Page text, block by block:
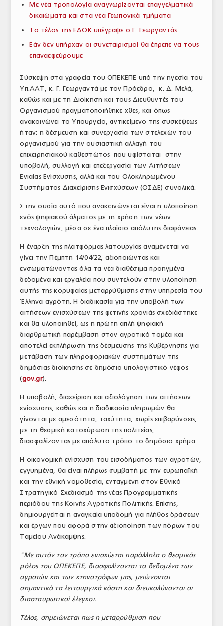
ΠΑΡΑΓΩΓΗ & ΕΜΠΟΡΙΑ
ΣΦΑΓΕΙΑ
ΠΡΩΤΕΣ ΥΛΕΣ
ΥΠΗΡΕΣΙΕΣ
ΕΜΠΟΡΙΚΟΙ ΑΝΤΙΠΡΟΣΩΠΟΙ
ΝΟΜΟΘΕΣΙΑ
ΕΛΛΗΝΙΚΗ ΝΟΜΟΘΕΣΙΑ
ΕΥΡΩΠΑΪΚΗ ΝΟΜΟΘΕΣΙΑ
ΤΟ ΠΕΡΙΟΔΙΚΟ
Profile
ΑΡΧΕΙΟ ΤΕΥΧΩΝ
ΣΥΝΕΔΡΙΟ ΚΡΕΑΤΟΣ
Με νέα τροπολογία αναγνωρίζονται επαγγελματικά
δικαιώματα και στα νέα Γεωπονικά τμήματα
Το τέλος της ΕΔΟΚ υπέγραψε ο Γ. Γεωργαντάς
Εάν δεν υπήρχαν οι συνεταιρισμοί θα έπρεπε να τους
επαναεφεύρουμε
Σύσκεψη στα γραφεία του ΟΠΕΚΕΠΕ υπό την ηγεσία του
Υπ.ΑΑΤ, κ. Γ. Γεωργαντά με τον Πρόεδρο, κ. Δ. Μελά,
καθώς και με τη Διοίκηση και τους Διευθυντές του
Οργανισμού πραγματοποιήθηκε χθες, και όπως
ανακοινώνει το Υπουργείο, αντικείμενο της συσκέψεως
ήταν: η δέσμευση και συνεργασία των στελεχών του
οργανισμού για την ουσιαστική αλλαγή του
επιχειρησιακού καθεστώτος που υφίσταται στην
υποβολή, συλλογή και επεξεργασία των Αιτήσεων
Ενιαίας Ενίσχυσης, αλλά και του Ολοκληρωμένου
Συστήματος Διαχείρισης Ενισχύσεων (ΟΣΔΕ) συνολικά.
Στην ουσία αυτό που ανακοινώνεται είναι η υλοποίηση
ενός ψηφιακού άλματος με τη χρήση των νέων
τεχνολογιών, μέσα σε ένα πλαίσιο απόλυτης διαφάνειας.
Η έναρξη της πλατφόρμας λειτουργίας αναμένεται να
γίνει την Πέμπτη 14/04/22, αξιοποιώντας και
ενσωματώνοντας όλα τα νέα διαθέσιμα προηγμένα
δεδομένα και εργαλεία που συντελούν στην υλοποίηση
αυτής της κορυφαίας μεταρρύθμισης στην υπηρεσία του
Έλληνα αγρότη. Η διαδικασία για την υποβολή των
αιτήσεων ενισχύσεων της φετινής χρονιάς σχεδιάστηκε
και θα υλοποιηθεί, ως η πρώτη απλή ψηφιακή
διαρθρωτική παρέμβαση στον αγροτικό τομέα και
αποτελεί εκπλήρωση της δέσμευσης της Κυβέρνησης για
μετάβαση των πληροφοριακών συστημάτων της
δημόσιας διοίκησης σε δημόσιο υπολογιστικό νέφος
(gov.gr).
Η υποβολή, διαχείριση και αξιολόγηση των αιτήσεων
ενίσχυσης, καθώς και η διαδικασία πληρωμών θα
γίνονται με αμεσότητα, ταχύτητα, χωρίς επιβαρύνσεις,
με τη θεσμική κατοχύρωση της πολιτείας,
διασφαλίζοντας με απόλυτο τρόπο το δημόσιο χρήμα.
Η οικονομική ενίσχυση του εισοδήματος των αγροτών,
εγγυημένα, θα είναι πλήρως συμβατή με την ευρωπαϊκή
και την εθνική νομοθεσία, ενταγμένη στον Εθνικό
Στρατηγικό Σχεδιασμό της νέας Προγραμματικής
περιόδου της Κοινής Αγροτικής Πολιτικής. Επίσης,
δημιουργείται η αναγκαία υποδομή για πλήθος δράσεων
και έργων που αφορά στην αξιοποίηση των πόρων του
Ταμείου Ανάκαμψης.
"Με αυτόν τον τρόπο ενισχύεται παράλληλα ο θεσμικός
ρόλος του ΟΠΕΚΕΠΕ, διασφαλίζονται τα δεδομένα των
αγροτών και των κτηνοτρόφων μας, μειώνονται
σημαντικά τα λειτουργικά κόστη και διευκολύνονται οι
διασταυρωτικοί έλεγχοι.
Τέλος, σημειώνεται πως η μεταρρύθμιση που